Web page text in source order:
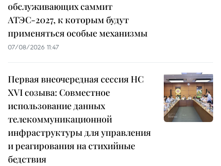
обслуживающих саммит
АТЭС-2027, к которым будут
применяться особые механизмы
07/08/2026 11:47
Первая внеочередная сессия НС
XVI созыва: Совместное
использование данных
телекоммуникационной
инфраструктуры для управления
и реагирования на стихийные
бедствия